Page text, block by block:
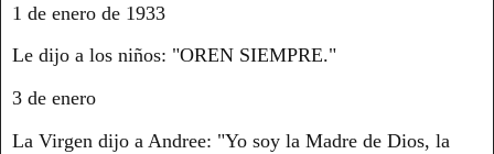
1 de enero de 1933
Le dijo a los niños: "OREN SIEMPRE."
3 de enero
La Virgen dijo a Andree: "Yo soy la Madre de Dios, la